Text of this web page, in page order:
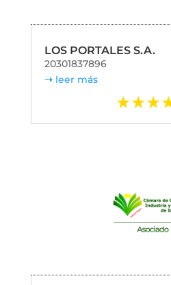
LOS PORTALES S.A.
20301837896
leer más